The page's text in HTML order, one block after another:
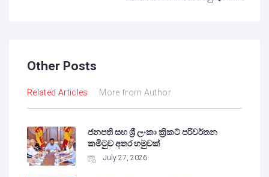
Other Posts
Related Articles More from Author
ජනපති සහ ශ්‍රී ලංකා ක්‍රිකට් පරිවර්තන
කමිටුව අතර හමුවක්
July 27, 2026